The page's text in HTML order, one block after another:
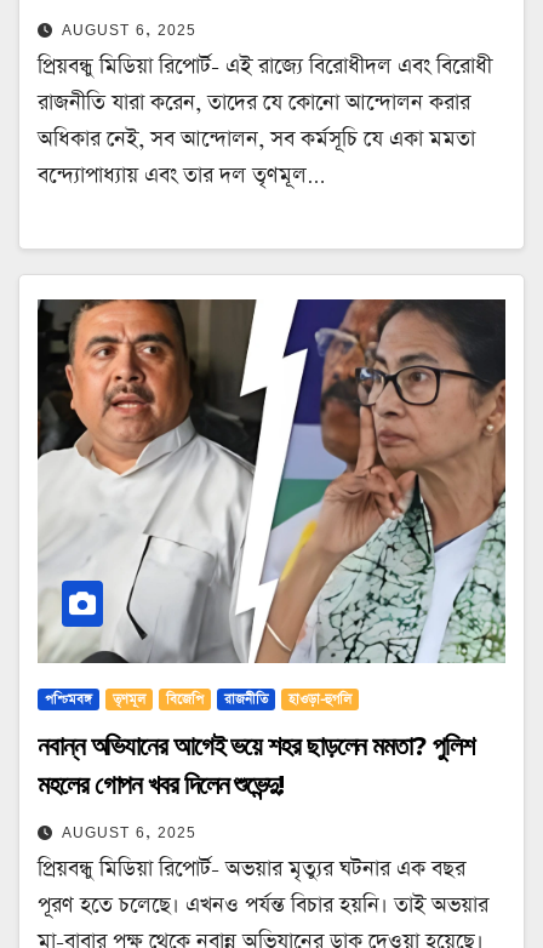
AUGUST 6, 2025
প্রিয়বন্ধু মিডিয়া রিপোর্ট- এই রাজ্যে বিরোধীদল এবং বিরোধী
রাজনীতি যারা করেন, তাদের যে কোনো আন্দোলন করার
অধিকার নেই, সব আন্দোলন, সব কর্মসূচি যে একা মমতা
বন্দ্যোপাধ্যায় এবং তার দল তৃণমূল…
পশ্চিমবঙ্গ তৃণমূল বিজেপি রাজনীতি হাওড়া-হুগলি
নবান্ন অভিযানের আগেই ভয়ে শহর ছাড়লেন মমতা? পুলিশ
মহলের গোপন খবর দিলেন শুভেন্দু!
AUGUST 6, 2025
প্রিয়বন্ধু মিডিয়া রিপোর্ট- অভয়ার মৃত্যুর ঘটনার এক বছর
পূরণ হতে চলেছে। এখনও পর্যন্ত বিচার হয়নি। তাই অভয়ার
মা-বাবার পক্ষ থেকে নবান্ন অভিযানের ডাক দেওয়া হয়েছে।